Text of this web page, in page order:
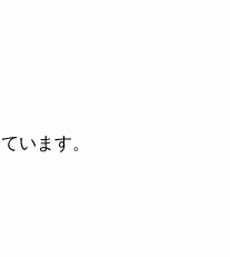
います。